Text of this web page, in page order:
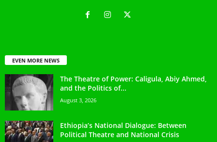
EVEN MORE NEWS
The Theatre of Power: Caligula, Abiy Ahmed,
and the Politics of...
August 3, 2026
Ethiopia’s National Dialogue: Between
Political Theatre and National Crisis